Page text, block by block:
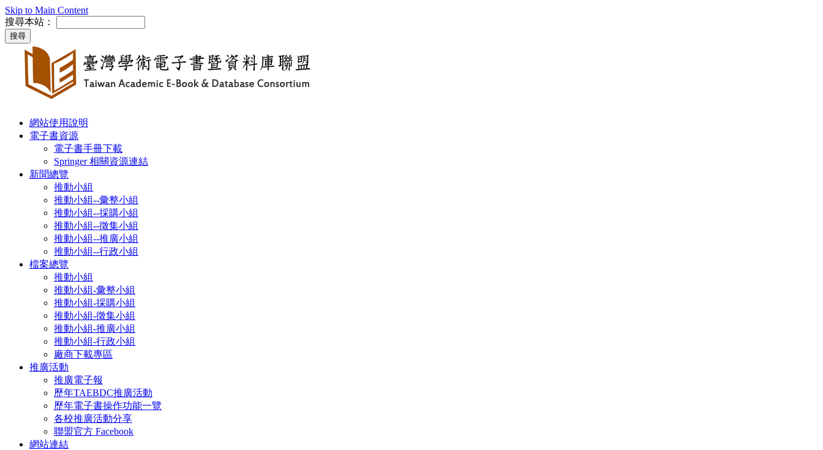
Skip to Main Content
搜尋本站：
網站使用說明
電子書資源
電子書手冊下載
Springer 相關資源連結
新聞總覽
推動小組
推動小組--彙整小組
推動小組--採購小組
推動小組--徵集小組
推動小組--推廣小組
推動小組--行政小組
檔案總覽
推動小組
推動小組-彙整小組
推動小組-採購小組
推動小組-徵集小組
推動小組-推廣小組
推動小組-行政小組
廠商下載專區
推廣活動
推廣電子報
歷年TAEBDC推廣活動
歷年電子書操作功能一覽
各校推廣活動分享
聯盟官方 Facebook
網站連結